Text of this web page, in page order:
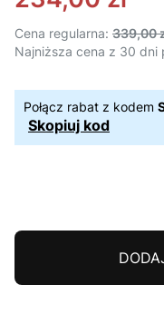
Cena regularna: 339,00
Najniższa cena z 30 dni
Połącz rabat z kodem
Skopiuj kod